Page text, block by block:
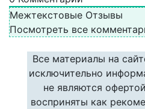
Межтекстовые Отзывы
Посмотреть все
Все материалы на
исключительно
не являются
восприняты как